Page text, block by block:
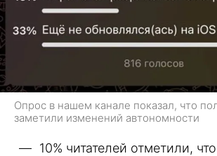
Опрос в нашем канале показал, что
заметили изменений автономности
10% читателей отметили, что